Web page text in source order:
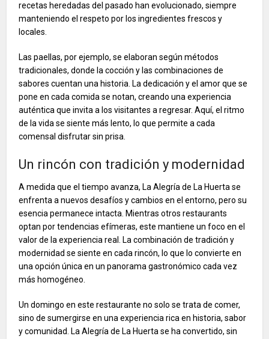
recetas heredadas del pasado han evolucionado, siempre
manteniendo el respeto por los ingredientes frescos y
locales.
Las paellas, por ejemplo, se elaboran según métodos
tradicionales, donde la cocción y las combinaciones de
sabores cuentan una historia. La dedicación y el amor que se
pone en cada comida se notan, creando una experiencia
auténtica que invita a los visitantes a regresar. Aquí, el ritmo
de la vida se siente más lento, lo que permite a cada
comensal disfrutar sin prisa.
Un rincón con tradición y modernidad
A medida que el tiempo avanza, La Alegría de La Huerta se
enfrenta a nuevos desafíos y cambios en el entorno, pero su
esencia permanece intacta. Mientras otros restaurants
optan por tendencias efímeras, este mantiene un foco en el
valor de la experiencia real. La combinación de tradición y
modernidad se siente en cada rincón, lo que lo convierte en
una opción única en un panorama gastronómico cada vez
más homogéneo.
Un domingo en este restaurante no solo se trata de comer,
sino de sumergirse en una experiencia rica en historia, sabor
y comunidad. La Alegría de La Huerta se ha convertido, sin